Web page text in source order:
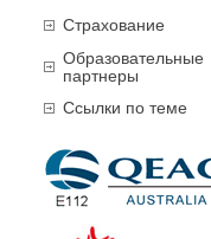
Страхование
Образовательные
партнеры
Ссылки по теме